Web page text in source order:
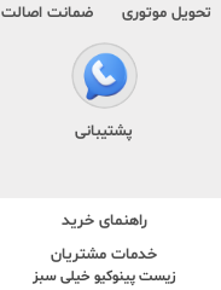
تحویل موتوری ضمانت اصالت
پشتیبانی
راهنمای خرید
خدمات مشتریان
زیست پینوکیو خیلی سبز